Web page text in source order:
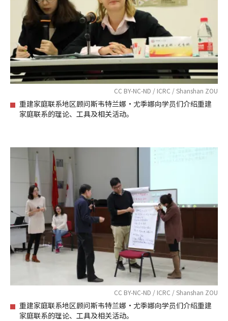
CC BY-NC-ND / ICRC / Shanshan ZOU
重建家庭联系地区顾问斯韦特兰娜·尤季娜向学员们介绍重建
家庭联系的理论、工具及相关活动。
CC BY-NC-ND / ICRC / Shanshan ZOU
重建家庭联系地区顾问斯韦特兰娜·尤季娜向学员们介绍重建
家庭联系的理论、工具及相关活动。